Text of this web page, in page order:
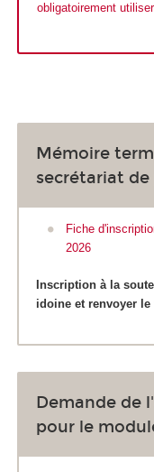
obligatoirement
Mémoire
secrétariat
Fiche
2026
Inscription à la
idoine et renvoyer le
Demande de
pour le